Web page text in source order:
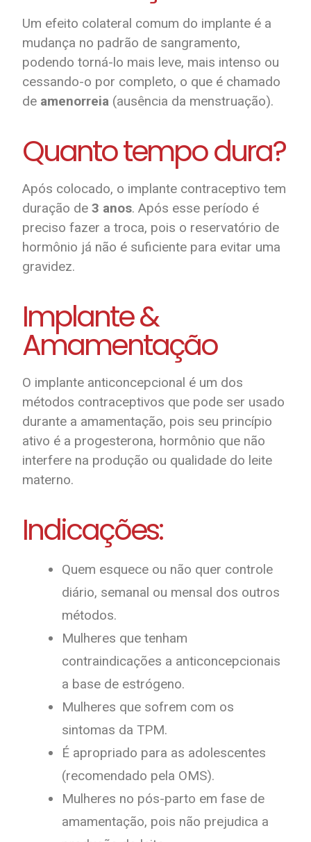
Um efeito colateral comum do implante é a
mudança no padrão de sangramento,
podendo torná-lo mais leve, mais intenso ou
cessando-o por completo, o que é chamado
de amenorreia (ausência da menstruação).
Quanto tempo dura?
Após colocado, o implante contraceptivo tem
duração de3 anos. Após esse período é
preciso fazer a troca, pois o reservatório de
hormônio já não é suficiente para evitar uma
gravidez.
Implante &
Amamentação
O implante anticoncepcional é um dos
métodos contraceptivos que pode ser usado
durante a amamentação, pois seu princípio
ativo é a progesterona, hormônio que não
interfere na produção ou qualidade do leite
materno.
Indicações:
Quem esquece ou não quer controle
diário, semanal ou mensal dos outros
métodos.
Mulheres que tenham
contraindicações a anticoncepcionais
a base de estrógeno.
Mulheres que sofrem com os
sintomas da TPM.
É apropriado para as adolescentes
(recomendado pela OMS).
Mulheres no pós-parto em fase de
amamentação, pois não prejudica a